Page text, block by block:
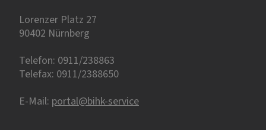
Lorenzer Platz 27
90402 Nürnberg‎‎
Telefon: 0911/238863
Telefax: 0911/2388650
E-Mail: portal@bihk-service